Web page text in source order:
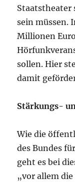
Staatstheater
sein müssen.
Millionen
sollen. Hier
damit
Stärkungs-
Wie die
des Bundes
geht es bei
„vor allem